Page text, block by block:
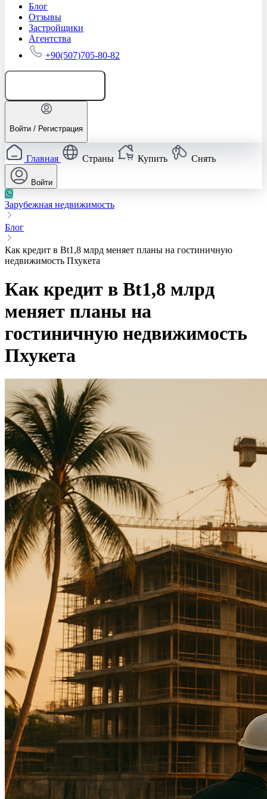
Блог
Отзывы
Застройщики
Агентства
+90(507)705-80-82
Войти / Регистрация
Главная Страны Купить Снять
Войти
Зарубежная недвижимость
Блог
Как кредит в Bt1,8 млрд меняет планы на гостиничную
недвижимость Пхукета
Как кредит в Bt1,8 млрд
меняет планы на
гостиничную недвижимость
Пхукета